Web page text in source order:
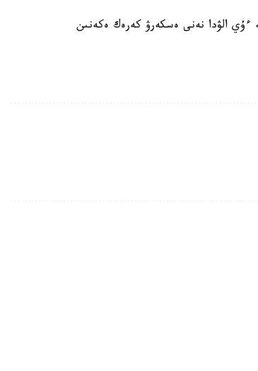
ءۇي الۋدا نەنى ەسكەرۋ كەرەك ەكەنىن